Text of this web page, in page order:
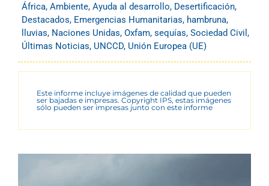
África, Ambiente, Ayuda al desarrollo, Desertificación,
Destacados, Emergencias Humanitarias, hambruna,
lluvias, Naciones Unidas, Oxfam, sequías, Sociedad Civil ,
Últimas Noticias, UNCCD, Unión Europea (UE)
Este informe incluye imágenes de calidad que pueden
ser bajadas e impresas. Copyright IPS, estas imágenes
sólo pueden ser impresas junto con este informe